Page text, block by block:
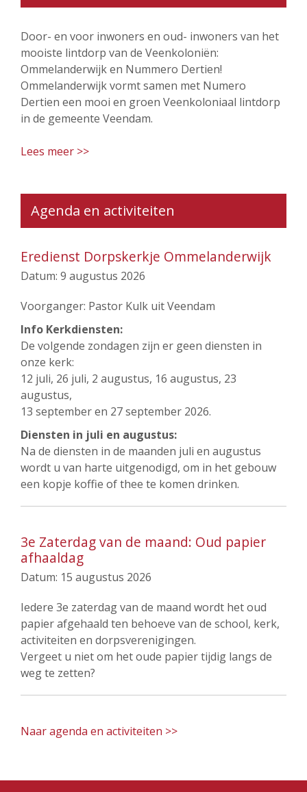
Door- en voor inwoners en oud- inwoners van het
mooiste lintdorp van de Veenkoloniën:
Ommelanderwijk en Nummero Dertien!
Ommelanderwijk vormt samen met Numero
Dertien een mooi en groen Veenkoloniaal lintdorp
in de gemeente Veendam.
Lees meer >>
Agenda en activiteiten
Eredienst Dorpskerkje Ommelanderwijk
Datum: 9 augustus 2026
Voorganger: Pastor Kulk uit Veendam
Info Kerkdiensten:
De volgende zondagen zijn er geen diensten in
onze kerk:
12 juli, 26 juli, 2 augustus, 16 augustus, 23
augustus,
13 september en 27 september 2026.
Diensten in juli en augustus:
Na de diensten in de maanden juli en augustus
wordt u van harte uitgenodigd, om in het gebouw
een kopje koffie of thee te komen drinken.
3e Zaterdag van de maand: Oud papier
afhaaldag
Datum: 15 augustus 2026
Iedere 3e zaterdag van de maand wordt het oud
papier afgehaald ten behoeve van de school, kerk,
activiteiten en dorpsverenigingen.
Vergeet u niet om het oude papier tijdig langs de
weg te zetten?
Naar agenda en activiteiten >>